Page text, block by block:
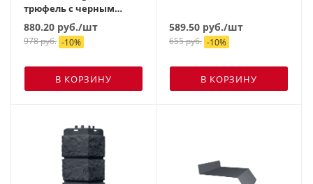
трюфель с черным
швом
880.20 руб./шт
978руб. -10%
В КОРЗИНУ
589.50 руб./шт
655руб. -10%
В КОРЗИНУ